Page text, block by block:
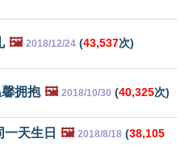
🖼️ 2018/12/24 (43,537次)
拥抱 🖼️ 2018/10/30 (40,325次)
天生日 🖼️ 2018/8/18 (38,105